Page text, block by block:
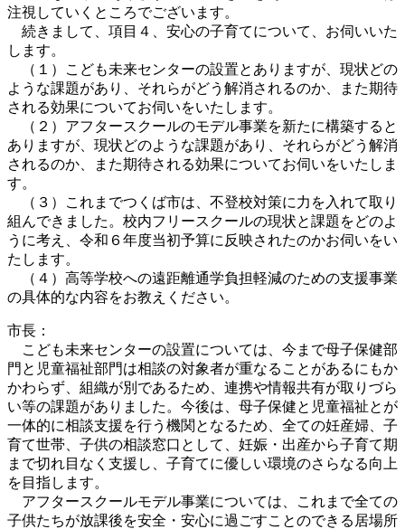
注視していくところでございます。
続きまして、項目４、安心の子育てについて、お伺いいた
します。
（１）こども未来センターの設置とありますが、現状どの
ような課題があり、それらがどう解消されるのか、また期待
される効果についてお伺いをいたします。
（２）アフタースクールのモデル事業を新たに構築すると
ありますが、現状どのような課題があり、それらがどう解消
されるのか、また期待される効果についてお伺いをいたしま
す。
（３）これまでつくば市は、不登校対策に力を入れて取り
組んできました。校内フリースクールの現状と課題をどのよ
うに考え、令和６年度当初予算に反映されたのかお伺いをい
たします。
（４）高等学校への遠距離通学負担軽減のための支援事業
の具体的な内容をお教えください。
市長：
こども未来センターの設置については、今まで母子保健部
門と児童福祉部門は相談の対象者が重なることがあるにもか
かわらず、組織が別であるため、連携や情報共有が取りづら
い等の課題がありました。今後は、母子保健と児童福祉とが
一体的に相談支援を行う機関となるため、全ての妊産婦、子
育て世帯、子供の相談窓口として、妊娠・出産から子育て期
まで切れ目なく支援し、子育てに優しい環境のさらなる向上
を目指します。
アフタースクールモデル事業については、これまで全ての
子供たちが放課後を安全・安心に過ごすことのできる居場所